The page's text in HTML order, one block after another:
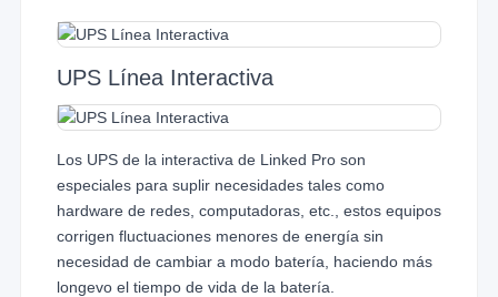
UPS Línea Interactiva
Los UPS de la interactiva de Linked Pro son
especiales para suplir necesidades tales como
hardware de redes, computadoras, etc., estos equipos
corrigen fluctuaciones menores de energía sin
necesidad de cambiar a modo batería, haciendo más
longevo el tiempo de vida de la batería.